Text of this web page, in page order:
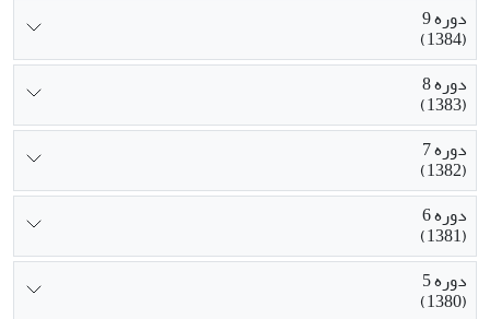
دوره 9
(1384)
دوره 8
(1383)
دوره 7
(1382)
دوره 6
(1381)
دوره 5
(1380)